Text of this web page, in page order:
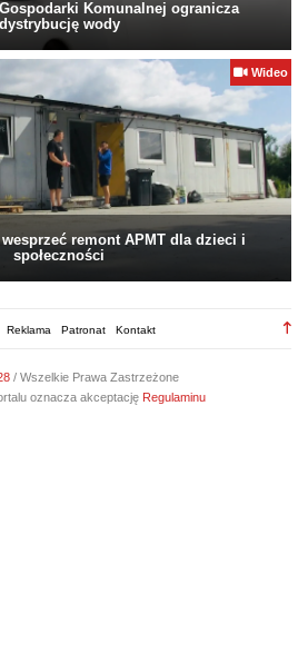
Komunalnej ogranicza
dystrybucję wody
Wideo
remont APMT dla dzieci i
społeczności
Reklama Patronat Kontakt
/ Wszelkie Prawa Zastrzeżone
oznacza akceptację Regulaminu